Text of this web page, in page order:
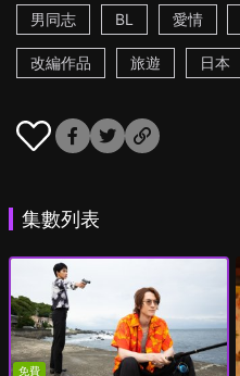
男同志
BL 愛情
改編作品 旅遊 日本
集數列表
免費